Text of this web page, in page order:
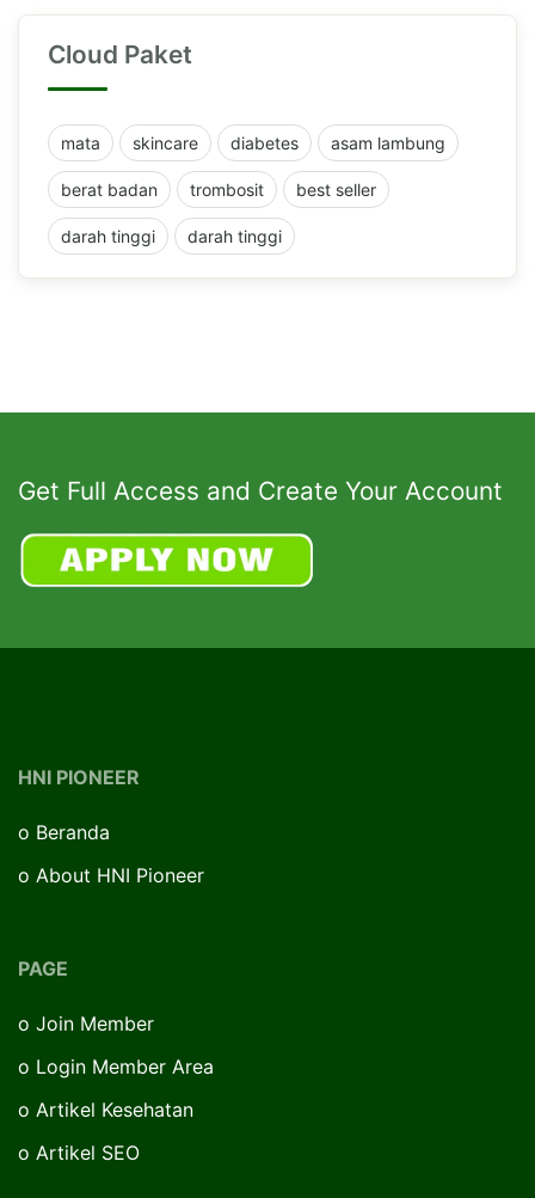
Cloud Paket
mata skincare diabetes asam lambung
berat badan trombosit best seller
darah tinggi darah tinggi
Get Full Access and Create Your Account
HNI PIONEER
o Beranda
o About HNI Pioneer
PAGE
o Join Member
o Login Member Area
o Artikel Kesehatan
o Artikel SEO